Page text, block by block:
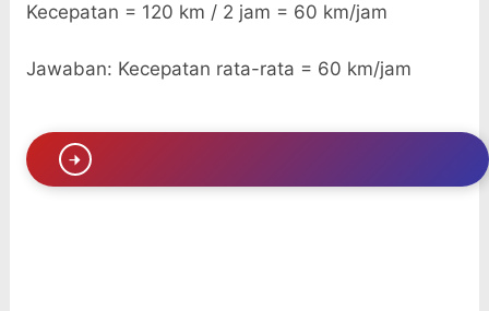
Kecepatan = 120 km / 2 jam = 60 km/jam
Jawaban: Kecepatan rata-rata = 60 km/jam